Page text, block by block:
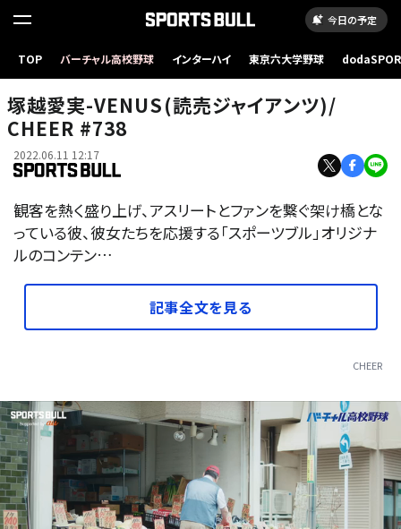
今日の予定
TOP バーチャル高校野球 インターハイ 東京六大学野球
塚越愛実-VENUS(読売ジャイアンツ)/
CHEER #738
2022.06.11 12:17
観客を熱く盛り上げ、アスリートとファンを繋ぐ架け橋とな
っている彼、彼女たちを応援する「スポーツブル」オリジナ
ルのコンテン…
記事全文を見る
CHEER